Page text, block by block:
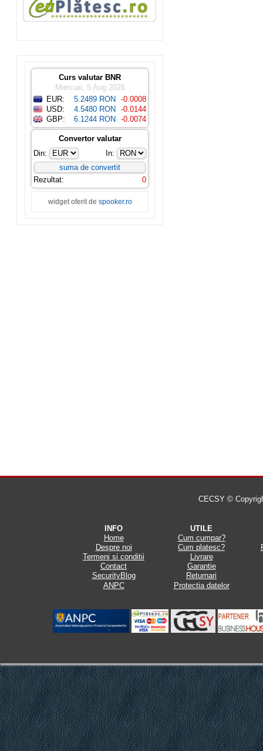
Curs valutar BNR
Miercuri, 5 Aug 2026
EUR:
5.2489 RON
-0.0008
USD:
4.5480 RON
-0.0144
GBP:
6.1244 RON -0.0074
Convertor valutar
Din:
In:
Rezultat: 0
widget oferit de spooker.ro
CECSY ©
INFO
UTILE
Home
Cum cumpar?
Despre noi
Cum platesc?
Termeni si conditii
Livrare
Contact
Garantie
SecurityBlog
Returnari
ANPC
Protectia datelor